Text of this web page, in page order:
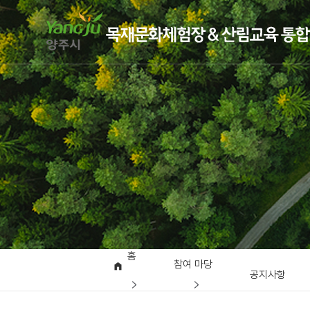
홈
참여 마당
공지사항